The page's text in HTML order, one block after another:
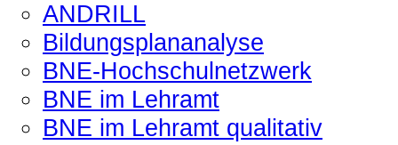
ANDRILL
Bildungsplananalyse
BNE-Hochschulnetzwerk
BNE im Lehramt
BNE im Lehramt qualitativ